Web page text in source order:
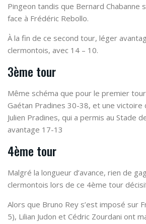
Pingeon tandis que Bernard Chabanne
face à Frédéric Rebollo.
À la fin de ce second tour, léger
clermontois, avec 14 – 10.
3ème tour
Même schéma que pour le premier
Gaétan Pradines 30-38, et une victoire
Julien Pradines, qui a permis au Stade
avantage 17-13
4ème tour
Malgré la longueur d’avance, rien de
clermontois lors de ce 4ème tour
Alors que Bruno Rey s’est imposé sur
5), Lilian Judon et Cédric Zourdani ont